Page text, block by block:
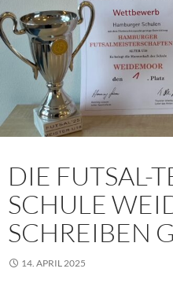
DIE FUTSAL-
SCHULE
SCHREIBEN
14. APRIL 2025